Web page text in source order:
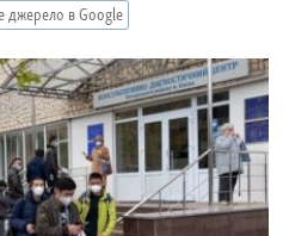
джерело в Google